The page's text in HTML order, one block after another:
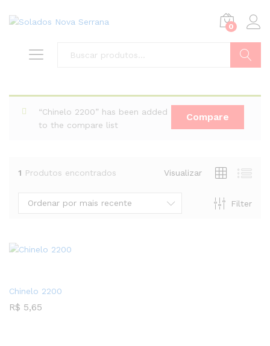
0
Compare
“Chinelo 2200” has been added
to the compare list
1 Produtos encontrados Visualizar
Filter
Ordenar por mais recente
Chinelo 2200
R$ 5,65